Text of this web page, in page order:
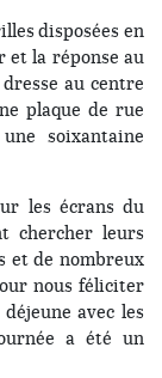
disposées en
et la réponse au
au centre
plaque de rue
soixantaine
les écrans du
chercher leurs
et de nombreux
nous féliciter
avec les
a été un